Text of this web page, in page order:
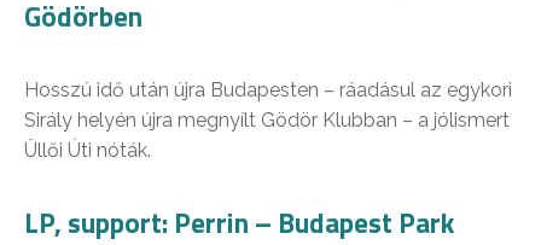
Gödörben
Hosszú idő után újra Budapesten – ráadásul az egykori
Sirály helyén újra megnyílt Gödör Klubban – a jólismert
Üllői Úti nóták.
LP, support: Perrin – Budapest Park